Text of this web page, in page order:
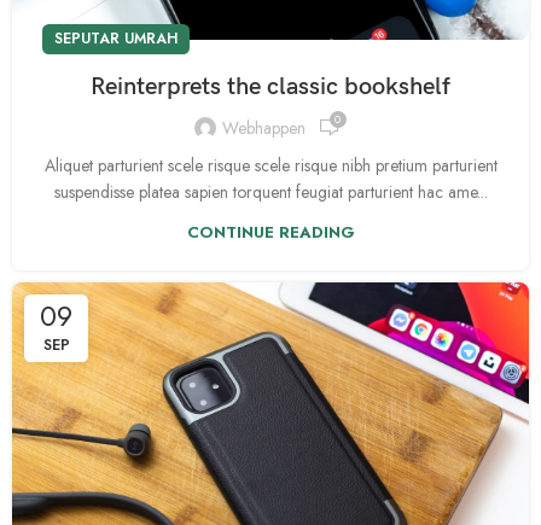
SEPUTAR UMRAH
Reinterprets the classic bookshelf
Webhappen 0
Aliquet parturient scele risque scele risque nibh pretium parturient
suspendisse platea sapien torquent feugiat parturient hac ame...
CONTINUE READING
09
SEP